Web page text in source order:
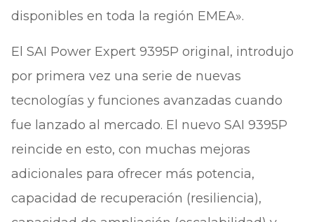
disponibles en toda la región EMEA».
El SAI Power Expert 9395P original, introdujo
por primera vez una serie de nuevas
tecnologías y funciones avanzadas cuando
fue lanzado al mercado. El nuevo SAI 9395P
reincide en esto, con muchas mejoras
adicionales para ofrecer más potencia,
capacidad de recuperación (resiliencia),